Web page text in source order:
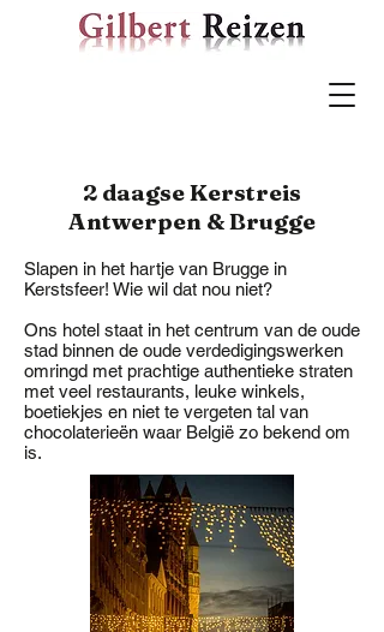
2 daagse Kerstreis
Antwerpen & Brugge
Slapen in het hartje van Brugge in
Kerstsfeer! Wie wil dat nou niet?
Ons hotel staat in het centrum van de oude
stad binnen de oude verdedigingswerken
omringd met prachtige authentieke straten
met veel restaurants, leuke winkels,
boetiekjes en niet te vergeten tal van
chocolaterieën waar België zo bekend om
is.